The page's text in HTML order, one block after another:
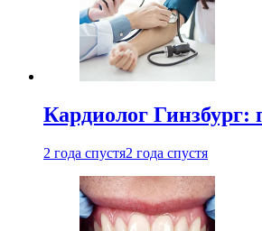
Кардиолог Гинзбург:
2 года спустя2 года спустя